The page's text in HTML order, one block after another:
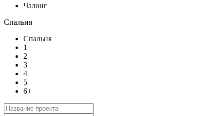
Чалонг
Спальня
Спальня
1
2
3
4
5
6+